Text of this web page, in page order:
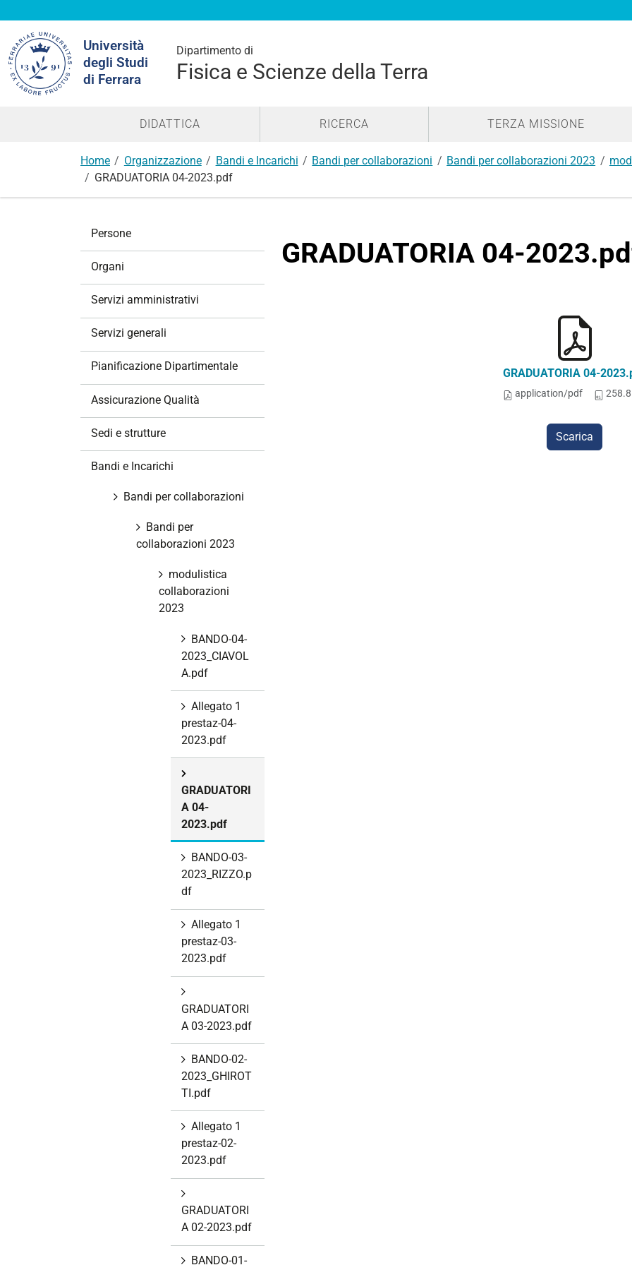
Università
degli Studi
di Ferrara
Dipartimento di
Fisica e Scienze della Terra
nel
sito
DIDATTICA RICERCA TERZA MISSIONE
Home Organizzazione Bandi e Incarichi Bandi per collaborazioni Bandi per collaborazioni 2023
GRADUATORIA 04-2023.pdf
GRADUATORIA 04-
GRADUATORIA 04-
application/pdf 258.8
Scarica
Persone
Organi
Servizi amministrativi
Servizi generali
Pianificazione Dipartimentale
Assicurazione Qualità
Sedi e strutture
Bandi e Incarichi
Bandi per collaborazioni
Bandi per
collaborazioni 2023
modulistica
collaborazioni
2023
BANDO-04-
2023_CIAVOL
A.pdf
Allegato 1
prestaz-04-
2023.pdf
GRADUATORI
A 04-
2023.pdf
BANDO-03-
2023_RIZZO.p
df
Allegato 1
prestaz-03-
2023.pdf
GRADUATORI
A 03-2023.pdf
BANDO-02-
2023_GHIROT
TI.pdf
Allegato 1
prestaz-02-
2023.pdf
GRADUATORI
A 02-2023.pdf
BANDO-01-